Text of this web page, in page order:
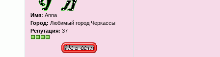
Имя: Anna
Город: Любимый город Черкассы
Репутация: 37